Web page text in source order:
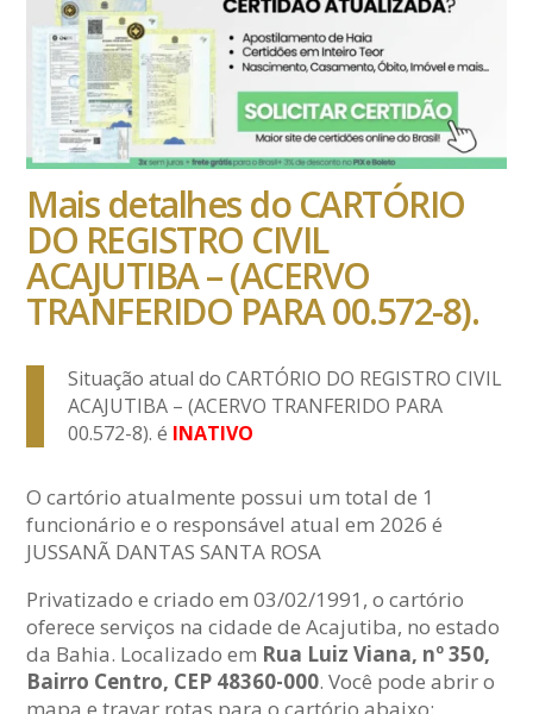
Mais detalhes do CARTÓRIO
DO REGISTRO CIVIL
ACAJUTIBA – (ACERVO
TRANFERIDO PARA 00.572-8).
Situação atual do CARTÓRIO DO REGISTRO CIVIL
ACAJUTIBA – (ACERVO TRANFERIDO PARA
00.572-8). é INATIVO
O cartório atualmente possui um total de 1
funcionário e o responsável atual em 2026 é
JUSSANÃ DANTAS SANTA ROSA
Privatizado e criado em 03/02/1991, o cartório
oferece serviços na cidade de Acajutiba, no estado
da Bahia. Localizado em Rua Luiz Viana, nº 350,
Bairro Centro, CEP 48360-000. Você pode abrir o